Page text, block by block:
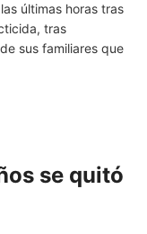
últimas horas tras
tras
sus familiares que
se quitó